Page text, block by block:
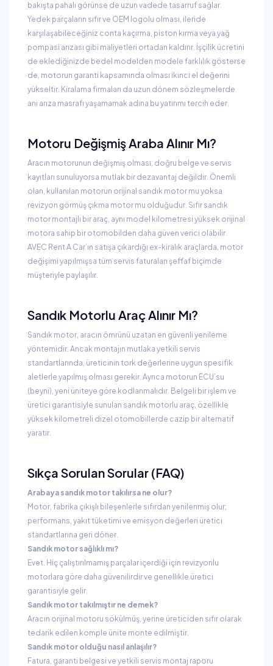
bakışta pahalı görünse de uzun vadede tasarruf sağlar.
Yedek parçaların sıfır ve OEM logolu olması, ileride
karşılaşabileceğiniz conta kaçırma, piston kırma veya yağ
pompasi arızası gibi maliyetleri ortadan kaldırır. İşçilik ücretini
de eklediğinizde bedel modelden modele farklılık gösterse
de, motorun garanti kapsamında olması ikinci el değerini
yükseltir. Kiralama firmaları da uzun dönem sözleşmelerde
ani arıza masrafı yaşamamak adına bu yatırımı tercih eder.
Motoru Değişmiş Araba Alınır Mı?
Aracın motorunun değişmiş olması, doğru belge ve servis
kayıtları sunuluyorsa mutlak bir dezavantaj değildir. Önemli
olan, kullanılan motorun orijinal sandık motor mu yoksa
revizyon görmüş çıkma motor mu olduğudur. Sıfır sandık
motor montajlı bir araç, aynı model kilometresi yüksek orijinal
motora sahip bir otomobilden daha güven verici olabilir.
AVEC Rent A Car’ın satışa çıkardığı ex-kiralık araçlarda, motor
değişimi yapılmışsa tüm servis faturaları şeffaf biçimde
müşteriyle paylaşılır.
Sandık Motorlu Araç Alınır Mı?
Sandık motor, aracın ömrünü uzatan en güvenli yenileme
yöntemidir. Ancak montajın mutlaka yetkili servis
standartlarında, üreticinin tork değerlerine uygun spesifik
aletlerle yapılmış olması gerekir. Ayrıca motorun ECU’su
(beyni), yeni üniteye göre kodlanmalıdır. Belgeli bir işlem ve
üretici garantisiyle sunulan sandık motorlu araç, özellikle
yüksek kilometreli dizel otomobillerde cazip bir alternatif
yaratır.
Sıkça Sorulan Sorular (FAQ)
Arabaya sandık motor takılırsa ne olur?
Motor, fabrika çıkışlı bileşenlerle sıfırdan yenilenmiş olur;
performans, yakıt tüketimi ve emisyon değerleri üretici
standartlarına geri döner.
Sandık motor sağlıklı mı?
Evet. Hiç çalıştırılmamış parçalar içerdiği için revizyonlu
motorlara göre daha güvenilirdir ve genellikle üretici
garantisiyle gelir.
Sandık motor takılmıştır ne demek?
Aracın orijinal motoru sökülmüş, yerine üreticiden sıfır olarak
tedarik edilen komple ünite monte edilmiştir.
Sandık motor olduğu nasıl anlaşılır?
Fatura, garanti belgesi ve yetkili servis montaj raporu